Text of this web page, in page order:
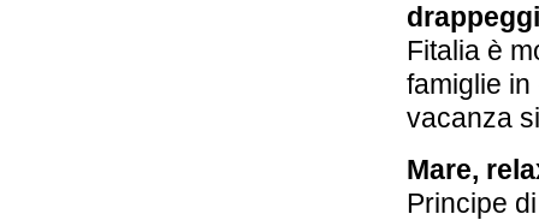
Fitalia è
famiglie
vacanza
Mare,
Principe